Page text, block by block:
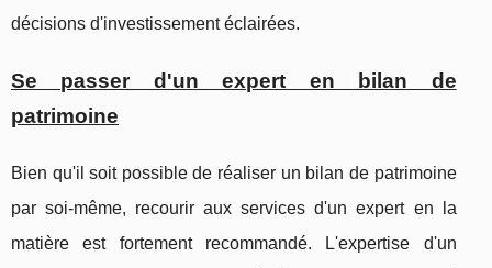
décisions d'investissement éclairées.
Se passer d'un expert en bilan de
patrimoine
Bien qu'il soit possible de réaliser un bilan de patrimoine
par soi-même, recourir aux services d'un expert en la
matière est fortement recommandé. L'expertise d'un